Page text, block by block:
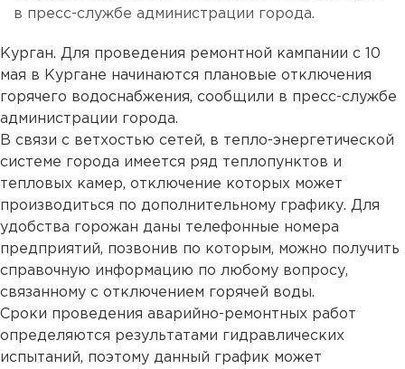
в пресс-службе администрации города.
Курган. Для проведения ремонтной кампании с 10
мая в Кургане начинаются плановые отключения
горячего водоснабжения, сообщили в пресс-службе
администрации города.
В связи с ветхостью сетей, в тепло-энергетической
системе города имеется ряд теплопунктов и
тепловых камер, отключение которых может
производиться по дополнительному графику. Для
удобства горожан даны телефонные номера
предприятий, позвонив по которым, можно получить
справочную информацию по любому вопросу,
связанному с отключением горячей воды.
Сроки проведения аварийно-ремонтных работ
определяются результатами гидравлических
испытаний, поэтому данный график может